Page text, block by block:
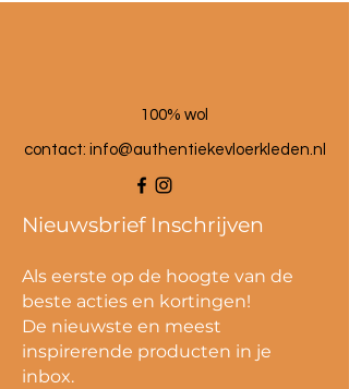
100% wol
contact: info@authentiekevloerkleden.nl
Nieuwsbrief Inschrijven
Als eerste op de hoogte van de
beste acties en kortingen!
De nieuwste en meest
inspirerende producten in je
inbox.